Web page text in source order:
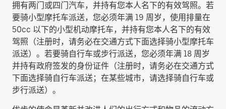
拥有两门或四门汽车，并持有您本人名下的有效驾照。若
要骑小型摩托车派送，您必须年满 19 周岁，使用排量在
50cc 以下的小型机动摩托车，并持有您本人名下的有效
驾照（注册时，请务必在交通方式下面选择骑小型摩托车
派送）。若要骑自行车或步行派送，您必须年满 18 周岁
并持有政府签发的身份证件（注册时，请务必在交通方式
下面选择骑自行车派送；在某些城市，请选择骑自行车或
步行派送）。